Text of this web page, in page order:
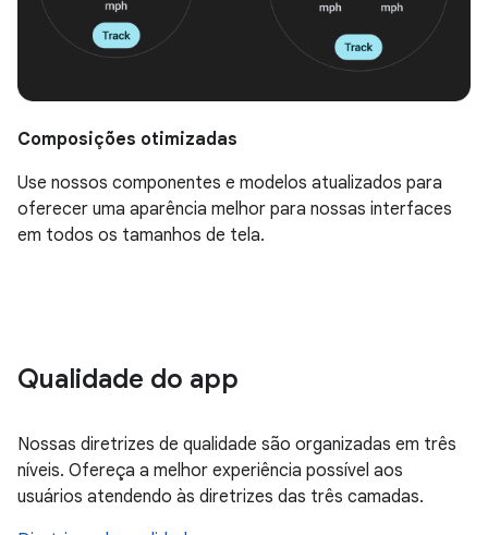
Composições otimizadas
Use nossos componentes e modelos atualizados para
oferecer uma aparência melhor para nossas interfaces
em todos os tamanhos de tela.
Qualidade do app
Nossas diretrizes de qualidade são organizadas em três
níveis. Ofereça a melhor experiência possível aos
usuários atendendo às diretrizes das três camadas.